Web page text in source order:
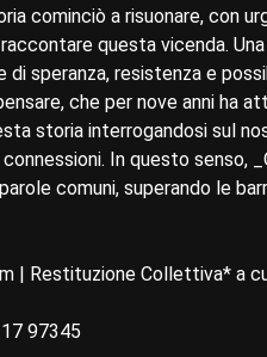
cominciò a risuonare, con
raccontare questa vicenda.
di speranza, resistenza e
che per nove anni ha
storia interrogandosi sul
In questo senso,
comuni, superando le
| Restituzione Collettiva* a
97345